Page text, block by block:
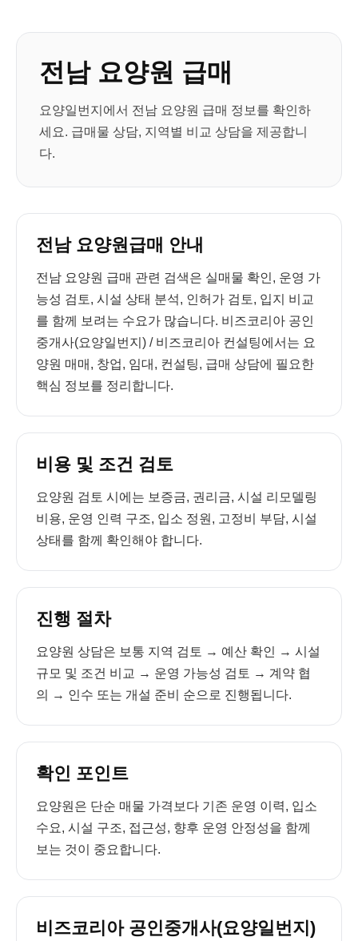
전남 요양원 급매
요양일번지에서 전남 요양원 급매 정보를 확인하
세요. 급매물 상담, 지역별 비교 상담을 제공합니
다.
전남 요양원급매 안내
전남 요양원 급매 관련 검색은 실매물 확인, 운영 가
능성 검토, 시설 상태 분석, 인허가 검토, 입지 비교
를 함께 보려는 수요가 많습니다. 비즈코리아 공인
중개사(요양일번지) / 비즈코리아 컨설팅에서는 요
양원 매매, 창업, 임대, 컨설팅, 급매 상담에 필요한
핵심 정보를 정리합니다.
비용 및 조건 검토
요양원 검토 시에는 보증금, 권리금, 시설 리모델링
비용, 운영 인력 구조, 입소 정원, 고정비 부담, 시설
상태를 함께 확인해야 합니다.
진행 절차
요양원 상담은 보통 지역 검토 → 예산 확인 → 시설
규모 및 조건 비교 → 운영 가능성 검토 → 계약 협
의 → 인수 또는 개설 준비 순으로 진행됩니다.
확인 포인트
요양원은 단순 매물 가격보다 기존 운영 이력, 입소
수요, 시설 구조, 접근성, 향후 운영 안정성을 함께
보는 것이 중요합니다.
비즈코리아 공인중개사(요양일번지)